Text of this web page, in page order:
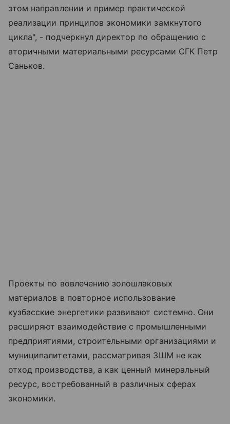
этом направлении и пример практической
реализации принципов экономики замкнутого
цикла", - подчеркнул директор по обращению с
вторичными материальными ресурсами СГК Петр
Саньков.
Проекты по вовлечению золошлаковых
материалов в повторное использование
кузбасские энергетики развивают системно. Они
расширяют взаимодействие с промышленными
предприятиями, строительными организациями и
муниципалитетами, рассматривая ЗШМ не как
отход производства, а как ценный минеральный
ресурс, востребованный в различных сферах
экономики.